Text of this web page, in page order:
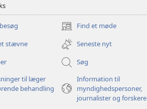
Find et møde
(åbner
nyt
vindue)
stævne
Seneste nyt
Søg
til læger
behandling
Information til
myndighedspersoner,
journalister og forskere